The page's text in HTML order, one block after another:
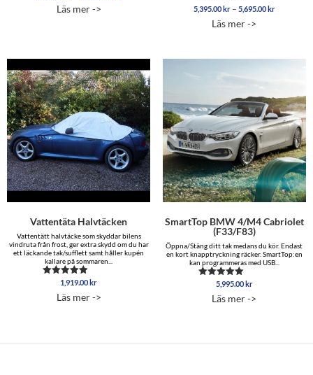
av 5
Läs mer ->
Betygsatt
av 5
5,395.00kr – 5,695.00kr
Läs mer ->
Vattentäta Halvtäcken
Vattentätt halvtäcke som skyddar bilens
vindruta från frost, ger extra skydd om du har
ett läckande tak/sufflett samt håller kupén
kallare på sommaren...
Betygsatt
av 5
1,919.00 kr
Läs mer ->
SmartTop BMW 4/M4 Cabriolet
(F33/F83)
Öppna/Stäng ditt tak medans du kör. Endast
en kort knapptryckning räcker. SmartTop:en
kan programmeras med USB...
Betygsatt
av 5
5,995.00 kr
Läs mer ->